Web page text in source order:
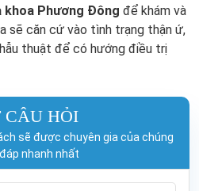
khoa Phương Đông để khám và
sẽ căn cứ vào tình trạng thận ứ,
thuật để có hướng điều trị
HỎI
sẽ được chuyên gia của chúng
nhanh nhất